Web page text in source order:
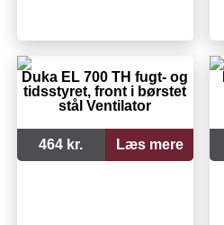
Duka EL 700 TH fugt- og
tidsstyret, front i børstet
stål Ventilator
464 kr. Læs mere